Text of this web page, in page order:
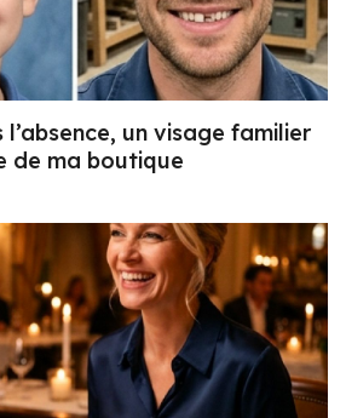
l’absence, un visage familier
de ma boutique